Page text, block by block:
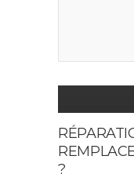
This
field
should
?